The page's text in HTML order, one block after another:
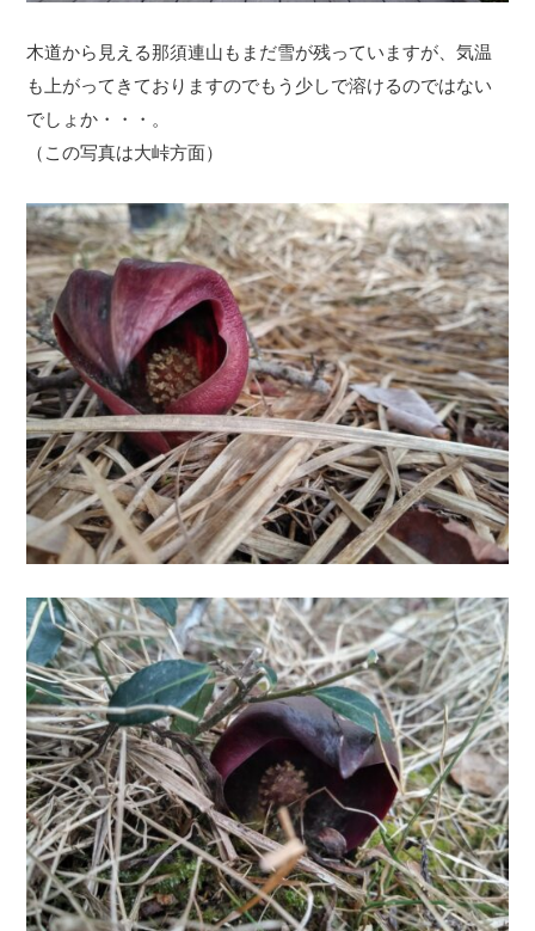
木道から見える那須連山もまだ雪が残っていますが、気温
も上がってきておりますのでもう少しで溶けるのではない
でしょか・・・。
（この写真は大峠方面）